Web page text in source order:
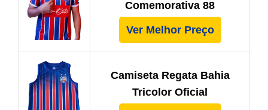
Comemorativa 88
Ver Melhor Preço
Camiseta Regata Bahia
Tricolor Oficial